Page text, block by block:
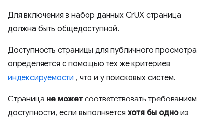
Для включения в набор данных CrUX страница
должна быть общедоступной.
Доступность страницы для публичного просмотра
определяется с помощью тех же критериев
индексируемости , что и у поисковых систем.
Страница не можетсоответствовать требованиям
доступности, если выполняется хотя бы одноиз